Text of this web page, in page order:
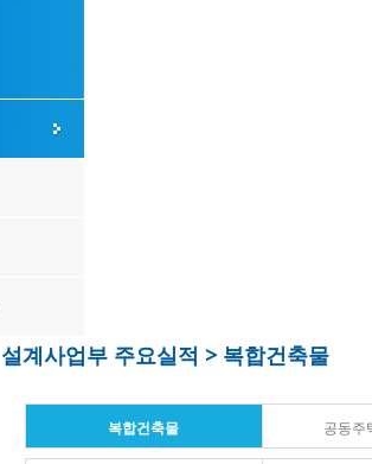
설계사업부 주요실적 > 복합건축물
복합건축물 공동주